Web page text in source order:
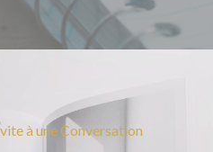
à une Conversation